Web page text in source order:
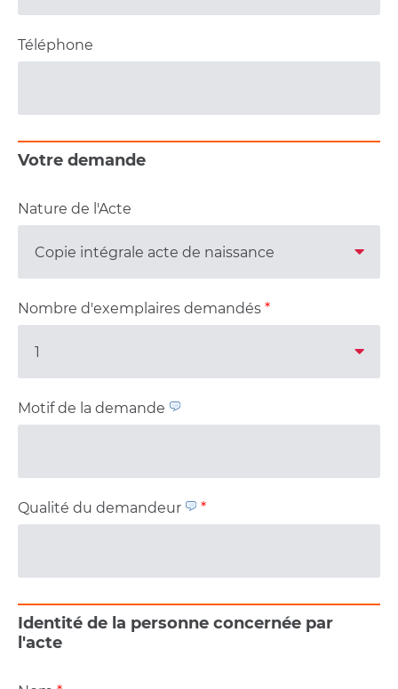
Téléphone
Votre demande
Nature de l'Acte
Nombre d'exemplaires demandés *
Motif de la demande
Qualité du demandeur *
Identité de la personne concernée par
l'acte